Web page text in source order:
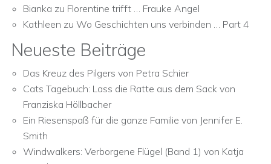
Bianka zu Florentine trifft … Frauke Angel
Kathleen zu Wo Geschichten uns verbinden … Part 4
Neueste Beiträge
Das Kreuz des Pilgers von Petra Schier
Cats Tagebuch: Lass die Ratte aus dem Sack von
Franziska Höllbacher
Ein Riesenspaß für die ganze Familie von Jennifer E.
Smith
Windwalkers: Verborgene Flügel (Band 1) von Katja